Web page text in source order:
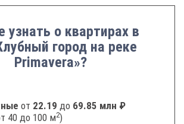
узнать о квартирах в
город на реке
Primavera»?
от 22.19 до 69.85 млн ₽
40 до 100 м2)